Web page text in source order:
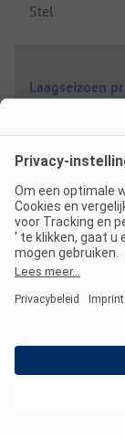
Stel
Laagseizoen
Gezin
Stel
Extra's